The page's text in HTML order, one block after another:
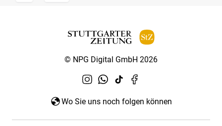
© NPG Digital GmbH 2026
Wo Sie uns noch folgen können